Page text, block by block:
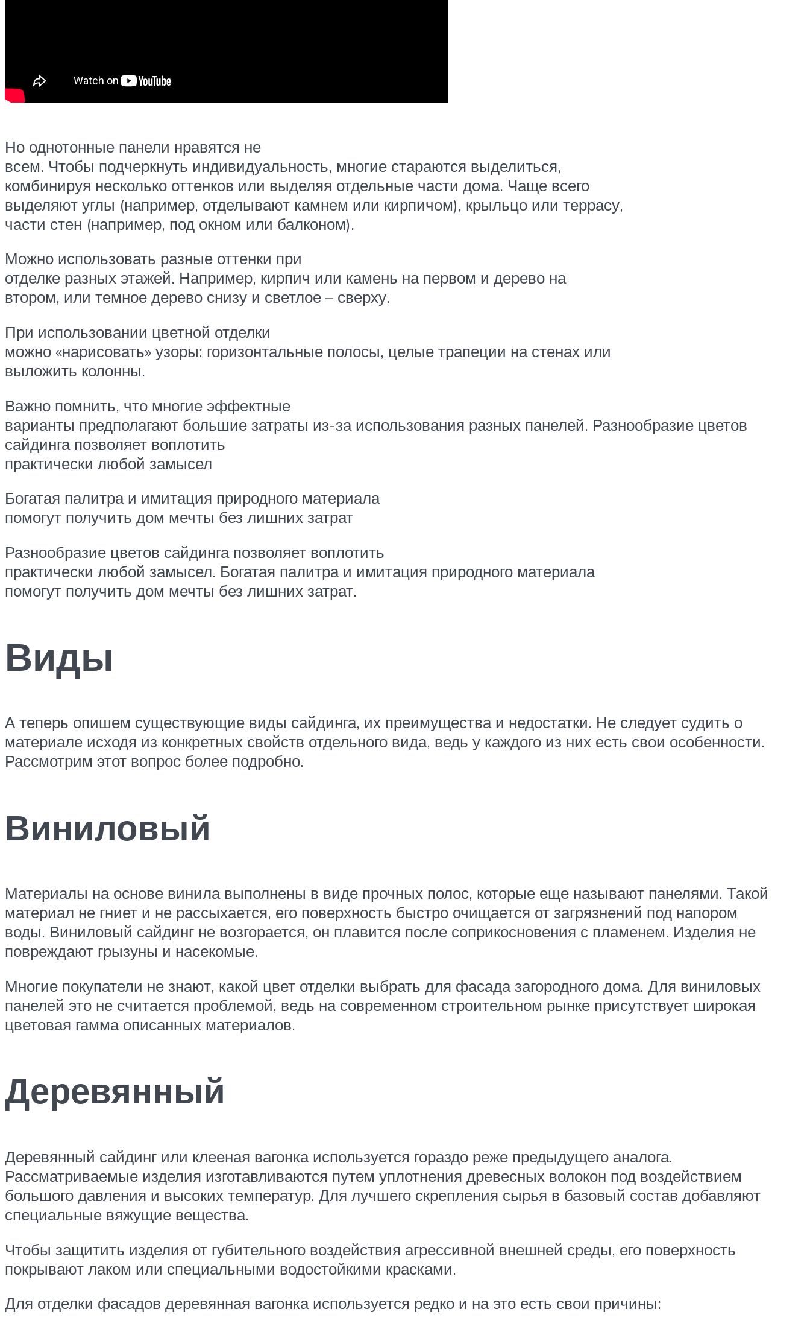
Но однотонные панели нравятся не
всем. Чтобы подчеркнуть индивидуальность, многие стараются выделиться,
комбинируя несколько оттенков или выделяя отдельные части дома. Чаще всего
выделяют углы (например, отделывают камнем или кирпичом), крыльцо или террасу,
части стен (например, под окном или балконом).
Можно использовать разные оттенки при
отделке разных этажей. Например, кирпич или камень на первом и дерево на
втором, или темное дерево снизу и светлое – сверху.
При использовании цветной отделки
можно «нарисовать» узоры: горизонтальные полосы, целые трапеции на стенах или
выложить колонны.
Важно помнить, что многие эффектные
варианты предполагают большие затраты из-за использования разных панелей. Разнообразие цветов
сайдинга позволяет воплотить
практически любой замысел
Богатая палитра и имитация природного материала
помогут получить дом мечты без лишних затрат
Разнообразие цветов сайдинга позволяет воплотить
практически любой замысел. Богатая палитра и имитация природного материала
помогут получить дом мечты без лишних затрат.
Виды
А теперь опишем существующие виды сайдинга, их преимущества и недостатки. Не следует судить о
материале исходя из конкретных свойств отдельного вида, ведь у каждого из них есть свои особенности.
Рассмотрим этот вопрос более подробно.
Виниловый
Материалы на основе винила выполнены в виде прочных полос, которые еще называют панелями. Такой
материал не гниет и не рассыхается, его поверхность быстро очищается от загрязнений под напором
воды. Виниловый сайдинг не возгорается, он плавится после соприкосновения с пламенем. Изделия не
повреждают грызуны и насекомые.
Многие покупатели не знают, какой цвет отделки выбрать для фасада загородного дома. Для виниловых
панелей это не считается проблемой, ведь на современном строительном рынке присутствует широкая
цветовая гамма описанных материалов.
Деревянный
Деревянный сайдинг или клееная вагонка используется гораздо реже предыдущего аналога.
Рассматриваемые изделия изготавливаются путем уплотнения древесных волокон под воздействием
большого давления и высоких температур. Для лучшего скрепления сырья в базовый состав добавляют
специальные вяжущие вещества.
Чтобы защитить изделия от губительного воздействия агрессивной внешней среды, его поверхность
покрывают лаком или специальными водостойкими красками.
Для отделки фасадов деревянная вагонка используется редко и на это есть свои причины: